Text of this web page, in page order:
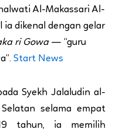
Al-Makassari Al-
ia dikenal dengan gelar
ri Gowa— “guru
Start News
Syekh Jalaludin al-
selama empat
tahun, ia memilih